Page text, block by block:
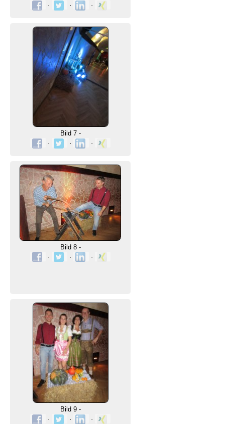
· · ·
Bild 7 -
·
· ·
Bild 8 -
·
· ·
Bild 9 -
·
· ·